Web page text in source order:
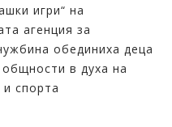
игри“ на
агенция за
обединиха деца
в духа на
спорта